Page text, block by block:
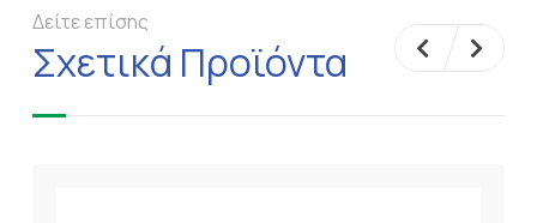
Δείτε επίσης
Σχετικά Προϊόντα